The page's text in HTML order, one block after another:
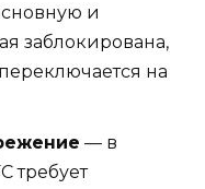
и
заблокирована,
на
— в
требует